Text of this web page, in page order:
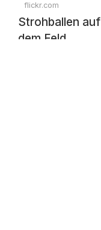
flickr.com
Strohballen auf
dem Feld